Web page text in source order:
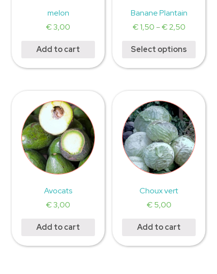
melon
€3,00
Add to cart
Banane Plantain
€1,50 –€2,50
Select options
Avocats
€3,00
Add to cart
Choux vert
€5,00
Add to cart